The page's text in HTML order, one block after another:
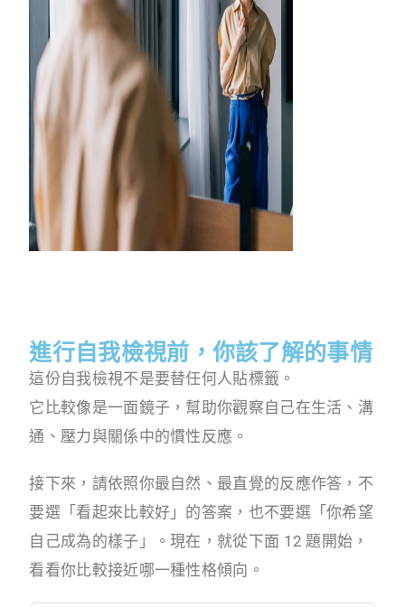
進行自我檢視前，你該了解的事情
這份自我檢視不是要替任何人貼標籤。
它比較像是一面鏡子，幫助你觀察自己在生活、溝
通、壓力與關係中的慣性反應。
接下來，請依照你最自然、最直覺的反應作答，不
要選「看起來比較好」的答案，也不要選「你希望
自己成為的樣子」。現在，就從下面 12 題開始，
看看你比較接近哪一種性格傾向。